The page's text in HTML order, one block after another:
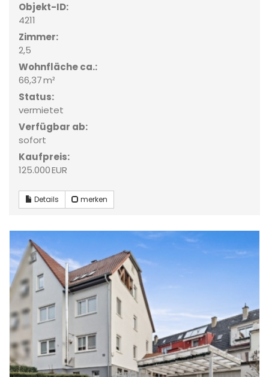
Objekt-ID:
4211
Zimmer:
2,5
Wohnfläche ca.:
66,37 m²
Status:
vermietet
Verfügbar ab:
sofort
Kaufpreis:
125.000 EUR
Details merken